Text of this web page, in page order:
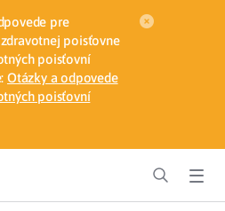
pre
poisťovne
poisťovní
Otázky a odpovede
poisťovní